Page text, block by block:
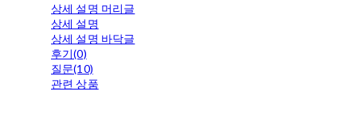
상세 설명 머리글
상세 설명
상세 설명 바닥글
후기(0)
질문(10)
관련 상품